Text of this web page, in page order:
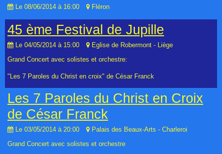
Le 08/06/2014 à 16:00 Fléron
45 ème Festival de Jupille
Le 04/05/2014 à 15:00
Eglise de Robermont - Liège
Grand Concert avec solistes et orchestre:
"Les 7 Paroles du Christ en croix" de César Franck
Les 7 Paroles du Christ en Croix
de César Franck
Le 03/05/2014 à 20:00
Palais des Beaux-Arts - Charleroi
Grand Concert avec solistes et orchestre